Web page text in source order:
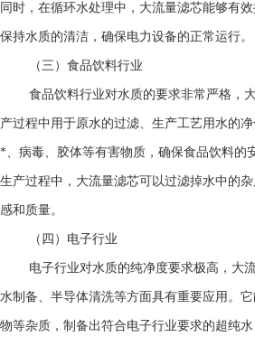
同时，在循环水处理中，大流量滤芯能够有
保持水质的清洁，确保电力设备的正常运行。
（三）食品饮料行业
食品饮料行业对水质的要求非常严格，
产过程中用于原水的过滤、生产工艺用水的
*、病毒、胶体等有害物质，确保食品饮料的
生产过程中，大流量滤芯可以过滤掉水中的
感和质量。
（四）电子行业
电子行业对水质的纯净度要求极高，大
水制备、半导体清洗等方面具有重要应用。
物等杂质，制备出符合电子行业要求的超纯